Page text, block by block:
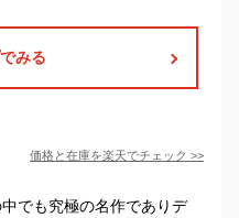
みる
価格と在庫を楽天でチェック >>
でも究極の名作でありデ